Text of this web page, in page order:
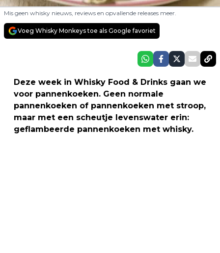
Mis geen whisky nieuws, reviews en opvallende releases meer.
Voeg Whisky Monkeys toe als Google favoriet
Deze week in Whisky Food & Drinks gaan we
voor pannenkoeken. Geen normale
pannenkoeken of pannenkoeken met stroop,
maar met een scheutje levenswater erin:
geflambeerde pannenkoeken met whisky.